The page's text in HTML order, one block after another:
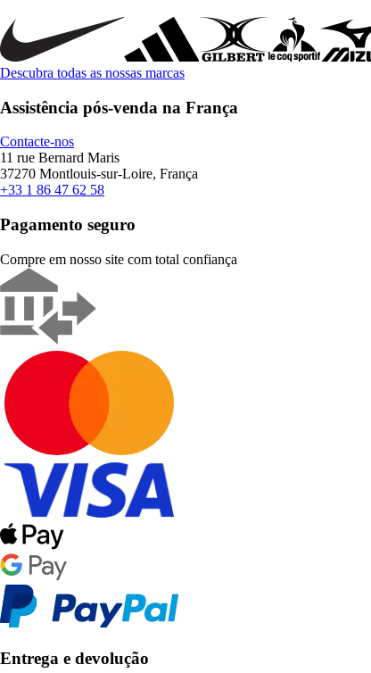
Descubra todas as nossas marcas
Assistência pós-venda na França
Contacte-nos
11 rue Bernard Maris
37270 Montlouis-sur-Loire, França
+33 1 86 47 62 58
Pagamento seguro
Compre em nosso site com total confiança
Entrega e devolução